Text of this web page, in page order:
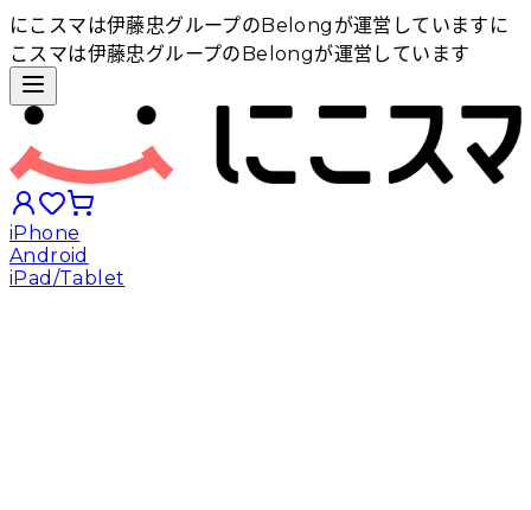
にこスマは伊藤忠グループのBelongが運営しています に
こスマは伊藤忠グループのBelongが運営しています
iPhone
Android
iPad/Tablet